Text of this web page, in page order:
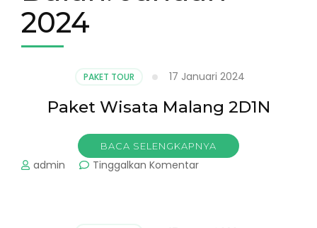
2024
PAKET TOUR 17 Januari 2024
Paket Wisata Malang 2D1N
BACA SELENGKAPNYA
admin Tinggalkan Komentarpada